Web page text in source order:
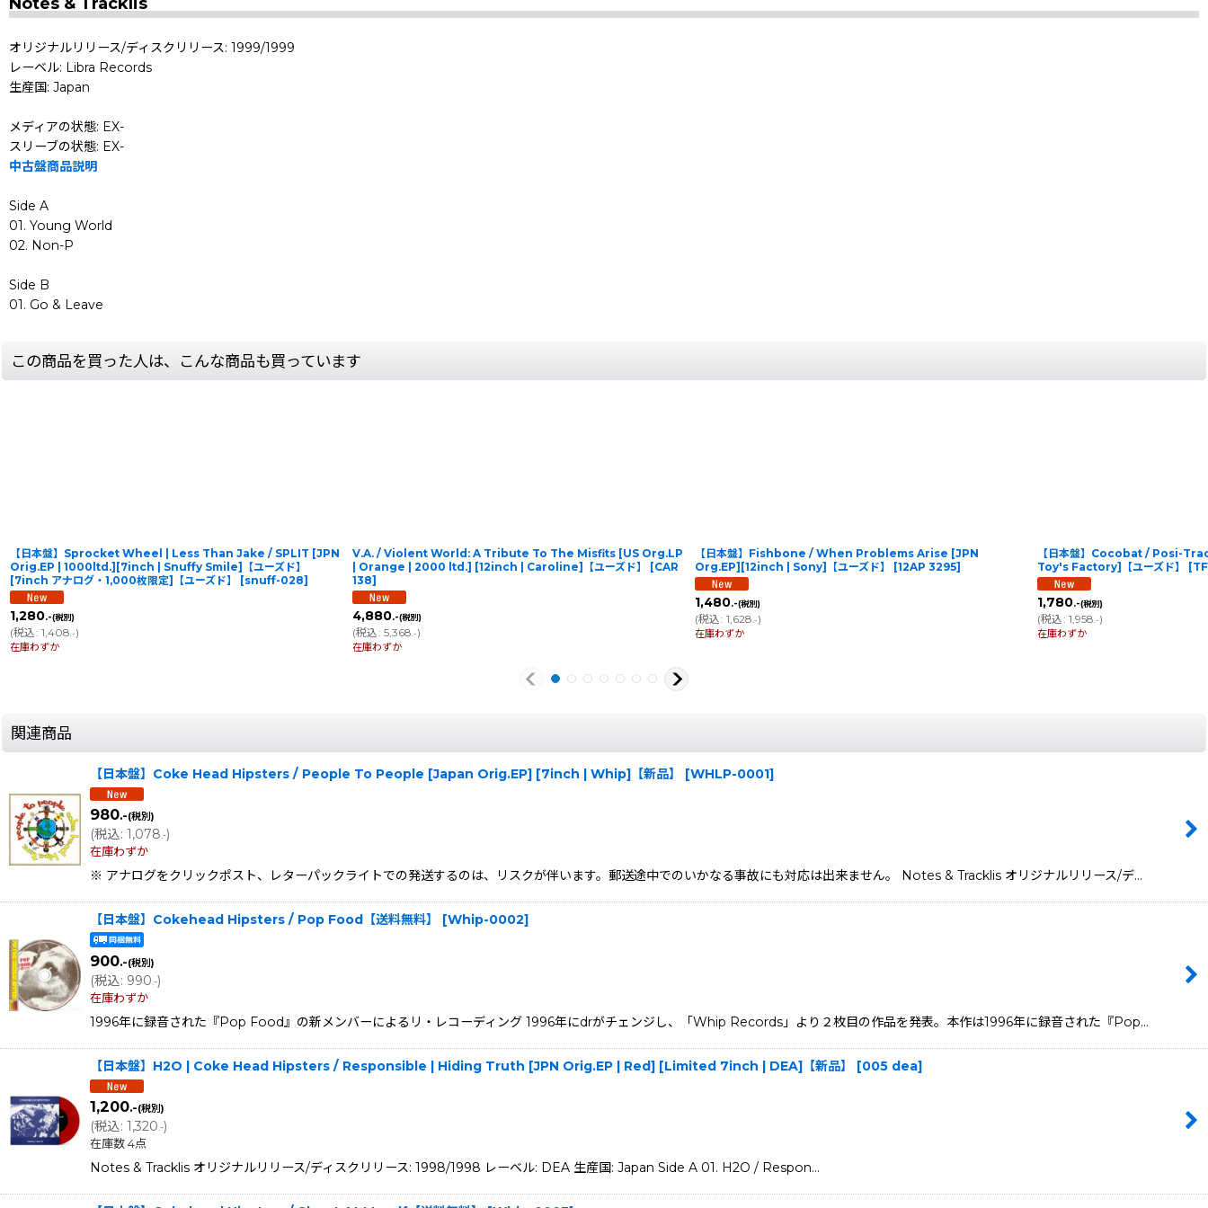
オリジナルリリース/ディスクリリース: 1999/1999
レーベル: Libra Records
生産国: Japan
メディアの状態: EX-
スリーブの状態: EX-
中古盤商品説明
Side A
01. Young World
02. Non-P
Side B
01. Go & Leave
この商品を買った人は、こんな商品も買っています
【日本盤】Sprocket Wheel | Less Than Jake / SPLIT [JPN
Orig.EP | 1000ltd.][7inch | Snuffy Smile]【ユーズド】
[7inch アナログ・1,000枚限定]【ユーズド】
[snuff-028]
1,280.-(税別)
(税込: 1,408.-)
在庫わずか
V.A. / Violent World: A Tribute To The Misfits [US Org.LP
| Orange | 2000 ltd.] [12inch | Caroline]【ユーズド】
[CAR
138]
4,880.-(税別)
(税込: 5,368.-)
在庫わずか
【日本盤】Fishbone / When Problems Arise [JPN
Org.EP][12inch | Sony]【ユーズド】
[12AP 3295]
1,480.-(税別)
(税込: 1,628.-)
在庫わずか
【日本盤】Cocobat / Posi-
Toy's Factory]【ユーズド】
[
1,780.-(税別)
(税込: 1,958.-)
在庫わずか
関連商品
【日本盤】Coke Head Hipsters / People To People [Japan Orig.EP] [7inch | Whip]【新品】 [WHLP-0001]
980.-(税別)
(税込: 1,078.-)
在庫わずか
※ アナログをクリックポスト、レターパックライトでの発送するのは、リスクが伴います。郵送途中でのいかなる事故にも対応は出来ません。 Notes & Tracklis オリジナルリリース/デ…
【日本盤】Cokehead Hipsters / Pop Food【送料無料】 [Whip-0002]
900.-(税別)
(税込: 990.-)
在庫わずか
1996年に録音された『Pop Food』の新メンバーによるリ・レコーディング 1996年にdrがチェンジし、「Whip Records」より２枚目の作品を発表。本作は1996年に録音された『Pop…
【日本盤】H2O | Coke Head Hipsters / Responsible | Hiding Truth [JPN Orig.EP | Red] [Limited 7inch | DEA]【新品】 [005 dea]
1,200.-(税別)
(税込: 1,320 .-)
在庫数 4点
Notes & Tracklis オリジナルリリース/ディスクリリース: 1998/1998 レーベル: DEA 生産国: Japan Side A 01. H2O / Respon…